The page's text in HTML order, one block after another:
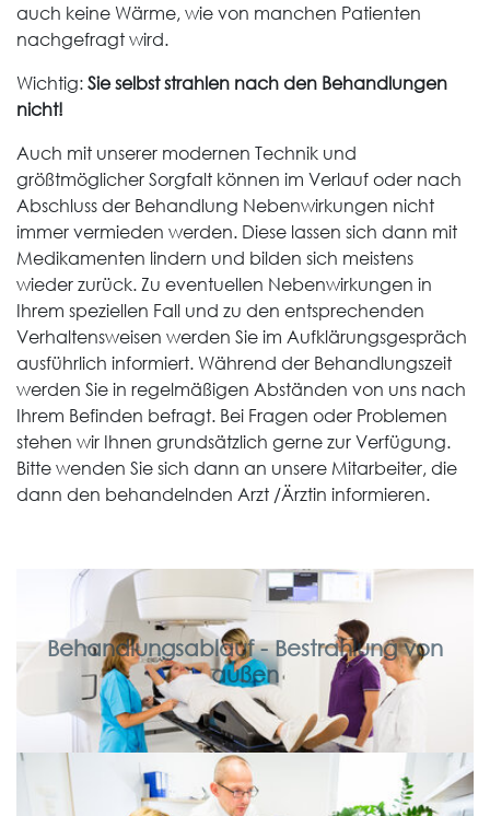
auch keine Wärme, wie von manchen Patienten
nachgefragt wird.
Wichtig: Sie selbst strahlen nach den Behandlungen
nicht!
Auch mit unserer modernen Technik und
größtmöglicher Sorgfalt können im Verlauf oder nach
Abschluss der Behandlung Nebenwirkungen nicht
immer vermieden werden. Diese lassen sich dann mit
Medikamenten lindern und bilden sich meistens
wieder zurück. Zu eventuellen Nebenwirkungen in
Ihrem speziellen Fall und zu den entsprechenden
Verhaltensweisen werden Sie im Aufklärungsgespräch
ausführlich informiert. Während der Behandlungszeit
werden Sie in regelmäßigen Abständen von uns nach
Ihrem Befinden befragt. Bei Fragen oder Problemen
stehen wir Ihnen grundsätzlich gerne zur Verfügung.
Bitte wenden Sie sich dann an unsere Mitarbeiter, die
dann den behandelnden Arzt /Ärztin informieren.
Behandlungsablauf - Bestrahlung von
außen